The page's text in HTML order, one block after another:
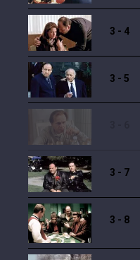
3 - 4
3 - 5
3 - 7
3 - 8